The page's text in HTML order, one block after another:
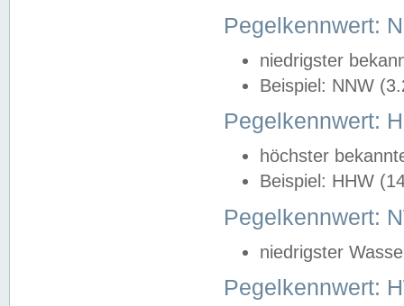
Pegelkennwert:
niedrigster
Beispiel: NNW
Pegelkennwert:
höchster
Beispiel: HHW
Pegelkennwert:
niedrigster
Pegelkennwert: